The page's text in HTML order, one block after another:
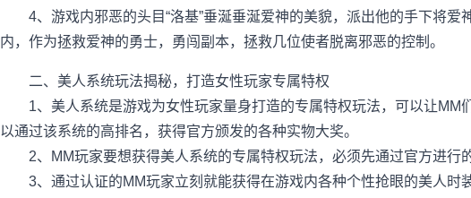
4、游戏内邪恶的头目“洛基”垂涎垂涎爱神的美貌，派出他的手下将爱
内，作为拯救爱神的勇士，勇闯副本，拯救几位使者脱离邪恶的控制。
二、美人系统玩法揭秘，打造女性玩家专属特权
1、美人系统是游戏为女性玩家量身打造的专属特权玩法，可以让MM
以通过该系统的高排名，获得官方颁发的各种实物大奖。
2、MM玩家要想获得美人系统的专属特权玩法，必须先通过官方进行的
3、通过认证的MM玩家立刻就能获得在游戏内各种个性抢眼的美人时